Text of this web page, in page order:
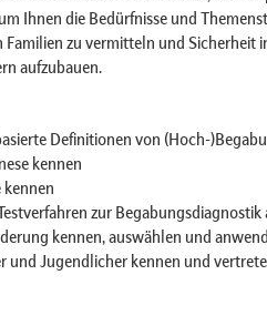
Ihnen die Bedürfnisse und
zu vermitteln und Sicherheit
aufzubauen.
Definitionen von (Hoch-
kennen
kennen
zur
kennen, auswählen und
und Jugendlicher kennen und